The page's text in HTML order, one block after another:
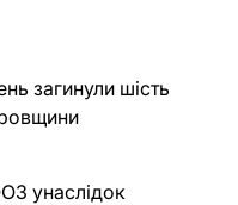
загинули шість
унаслідок